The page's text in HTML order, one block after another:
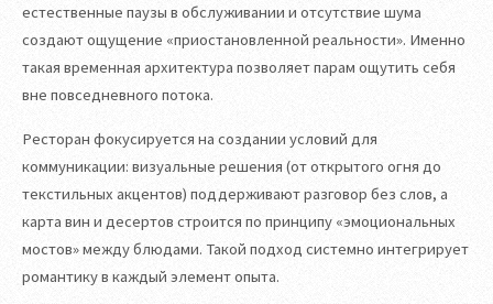
естественные паузы в обслуживании и отсутствие шума
создают ощущение «приостановленной реальности». Именно
такая временная архитектура позволяет парам ощутить себя
вне повседневного потока.
Ресторан фокусируется на создании условий для
коммуникации: визуальные решения (от открытого огня до
текстильных акцентов) поддерживают разговор без слов, а
карта вин и десертов строится по принципу «эмоциональных
мостов» между блюдами. Такой подход системно интегрирует
романтику в каждый элемент опыта.